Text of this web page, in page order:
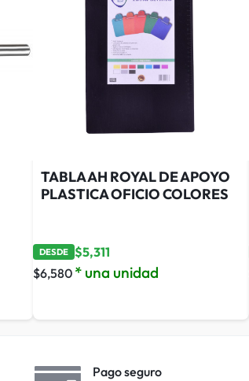
TABLA AH ROYAL DE APOYO
PLASTICA OFICIO COLORES
DESDE $5,311
$6,580 * una unidad
Pago seguro